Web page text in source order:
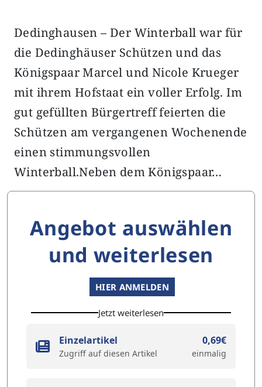
Dedinghausen – Der Winterball war für
die Dedinghäuser Schützen und das
Königspaar Marcel und Nicole Krueger
mit ihrem Hofstaat ein voller Erfolg. Im
gut gefüllten Bürgertreff feierten die
Schützen am vergangenen Wochenende
einen stimmungsvollen
Winterball.Neben dem Königspaar…
Angebot auswählen
und weiterlesen
HIER ANMELDEN
Jetzt weiterlesen
Einzelartikel
Zugriff auf diesen Artikel
0,69€
einmalig